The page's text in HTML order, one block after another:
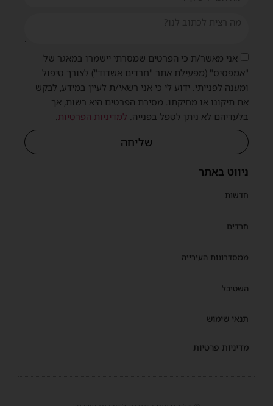
ניווט באתר
חדשות
חרדים
ממסדרונות העירייה
השטיבל
תנאי שימוש
מדיניות פרטיות
אני מאשר/ת כי הפרטים שמסרתי יישמרו במאגר של
"אמפסיס" (מפעילת אתר "חרדים אשדוד") לצורך טיפול
ומענה לפנייתי. ידוע לי כי אני רשאי/ת לעיין במידע, לבקש
את תיקונו או מחיקתו. מסירת הפרטים היא רשות, אך
בלעדיהם לא ניתן לטפל בפנייה. למדיניות הפרטיות.
שליחה